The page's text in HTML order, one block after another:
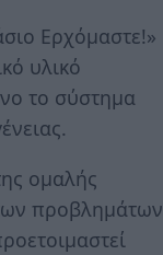
Ερχόμαστε!»
υλικό
το σύστημα
ομαλής
προβλημάτων